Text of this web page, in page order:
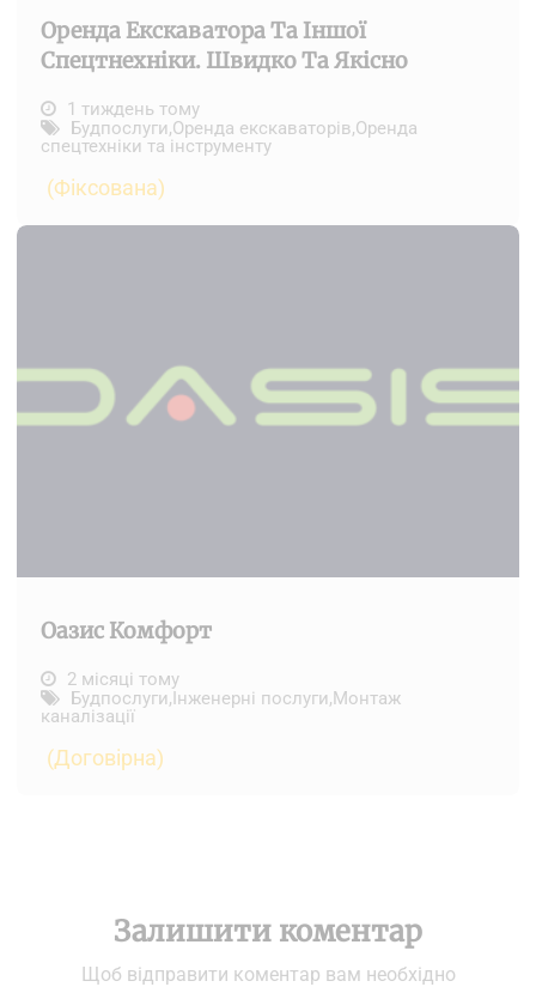
Оренда Екскаватора Та Іншої
Спецтнехніки. Швидко Та Якісно
1 тиждень тому
Будпослуги,Оренда екскаваторів,Оренда
спецтехніки та інструменту
(Фіксована)
Оазис Комфорт
2 місяці тому
Будпослуги,Інженерні послуги,Монтаж
каналізації
(Договірна)
Залишити коментар
Щоб відправити коментар вам необхідно